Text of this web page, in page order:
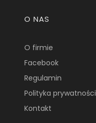
Linki w stopce
O NAS
O firmie
Facebook
Regulamin
Polityka prywatności
Kontakt